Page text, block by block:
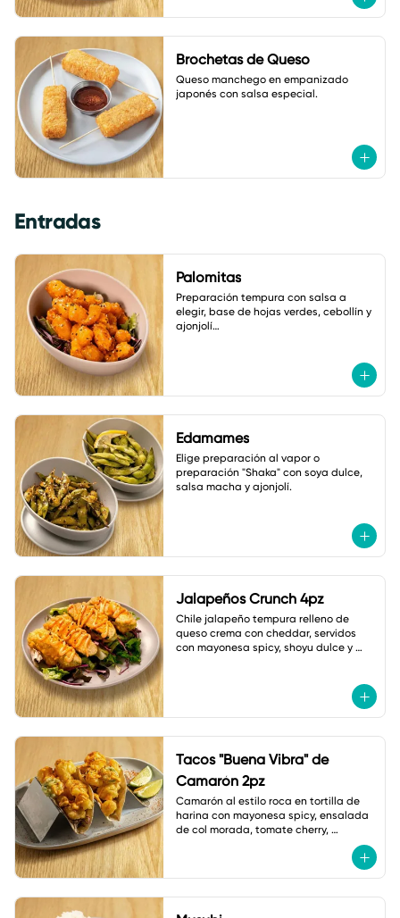
Brochetas de Queso
Queso manchego en empanizado
japonés con salsa especial.
Entradas
Palomitas
Preparación tempura con salsa a
elegir, base de hojas verdes, cebollín y
ajonjolí
Edamames
Elige preparación al vapor o
preparación "Shaka" con soya dulce,
salsa macha y ajonjolí.
Jalapeños Crunch 4pz
Chile jalapeño tempura relleno de
queso crema con cheddar, servidos
con mayonesa spicy, shoyu dulce y
Tacos "Buena Vibra" de
Camarón 2pz
Camarón al estilo roca en tortilla de
harina con mayonesa spicy, ensalada
de col morada, tomate cherry,
jalapeño tempura, cebollín y shichimi.